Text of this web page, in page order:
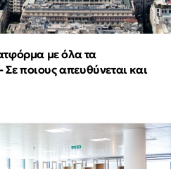
με όλα τα
ποιους απευθύνεται και